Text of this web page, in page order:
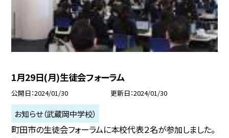
1月29日(月)生徒会フォーラム
公開日 2024/01/30 更新日 2024/01/30
お知らせ（武蔵岡中学校）
町田市の生徒会フォーラムに本校代表２名が参加しました。